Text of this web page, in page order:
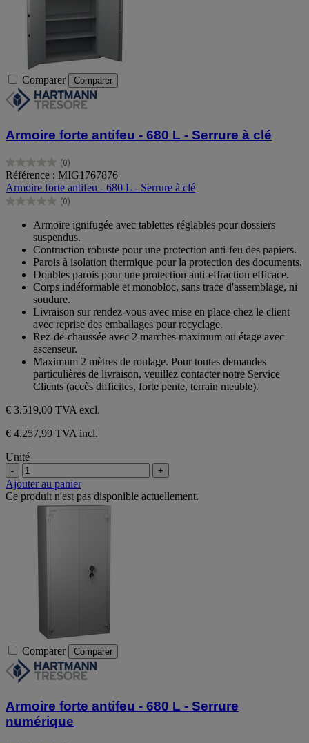
Comparer Comparer
Armoire forte antifeu - 680 L - Serrure à clé
(0)
0.0
sur
5
étoiles.
Référence : MIG1767876
Armoire forte antifeu - 680 L - Serrure à clé
(0)
0.0
étoiles.
Armoire ignifugée avec tablettes réglables pour dossiers
suspendus.
Contruction robuste pour une protection anti-feu des papiers.
Parois à isolation thermique pour la protection des documents.
Doubles parois pour une protection anti-effraction efficace.
Corps indéformable et monobloc, sans trace d'assemblage, ni
soudure.
Livraison sur rendez-vous avec mise en place chez le client
avec reprise des emballages pour recyclage.
Rez-de-chaussée avec 2 marches maximum ou étage avec
ascenseur.
Maximum 2 mètres de roulage. Pour toutes demandes
particulières de livraison, veuillez contacter notre Service
Clients (accès difficiles, forte pente, terrain meuble).
€ 3.519,00 TVA excl.
€ 4.257,99 TVA incl.
Unité
- +
Ajouter au panier
Ce produit n'est pas disponible actuellement.
Comparer Comparer
Armoire forte antifeu - 680 L - Serrure
numérique